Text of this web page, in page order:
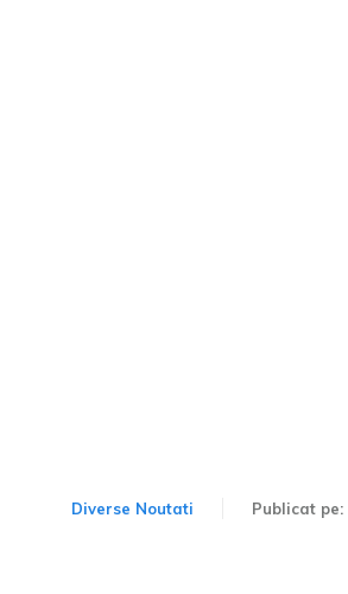
Diverse Noutati Publicat pe: